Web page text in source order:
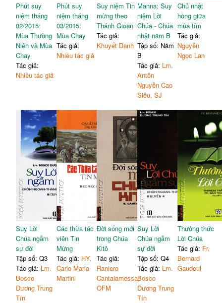
Phút suy
niệm tháng
02/2015:
Mùa Thường
Niên và Mùa
Chay
Tác giả:
Nhiều tác giả
Phút suy
niệm tháng
03/2015:
Mùa Chay
Tác giả:
Nhiều tác giả
Suy niệm Tin
mừng theo
Thánh Gioan
Tác giả:
Khuyết Danh
Manna: Suy
niệm Lời
Chúa - Chúa
nhật năm B
Tập số: Năm
B
Tác giả: Lm.
Antôn
Nguyễn Cao
Siêu, SJ
Chủ nhật
hồng giữa
mùa tím
Tác giả:
Nguyễn
Ngọc Lan
Suy Lời
Chúa ngẫm
sự đời
Tập số: Q3
Tác giả: Lm.
Bosco
Dương Trung
Tín
Các thừa tác
viên Tin
Mừng
Tác giả: HY.
Carlo Maria
Martini
Đời sống mới
trong Chúa
Kitô
Tác giả:
Raniero
Cantalamessa,
OFM
Suy Lời
Chúa ngẫm
sự đời
Tập số: Q4
Tác giả: Lm.
Bosco
Dương Trung
Tín
Thưởng thức
Lời Chúa
Tác giả: Fr.
Bernard
Gaudeul